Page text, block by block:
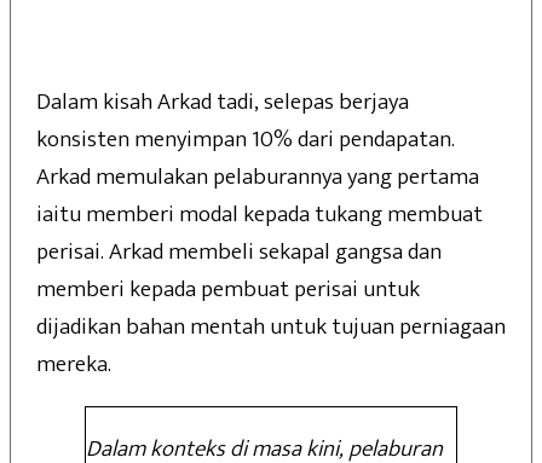
Dalam kisah Arkad tadi, selepas berjaya
konsisten menyimpan 10% dari pendapatan.
Arkad memulakan pelaburannya yang pertama
iaitu memberi modal kepada tukang membuat
perisai. Arkad membeli sekapal gangsa dan
memberi kepada pembuat perisai untuk
dijadikan bahan mentah untuk tujuan perniagaan
mereka.
Dalam konteks di masa kini, pelaburan